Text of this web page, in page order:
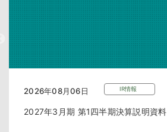
2026年08月06日 IR情報
2027年3月期 第1四半期決算説明資料